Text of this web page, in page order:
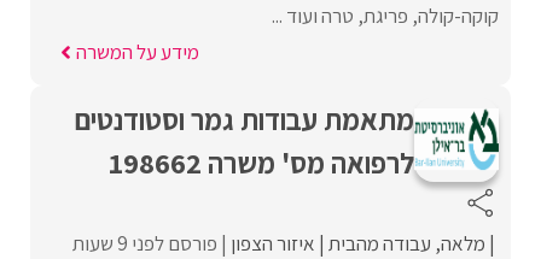
קוקה-קולה, פריגת, טרה ועוד ...
מידע על המשרה
מתאמת עבודות גמר וסטודנטים
לרפואה מס' משרה 198662
מלאה עבודה מהבית איזור הצפון פורסם לפני 9 שעות